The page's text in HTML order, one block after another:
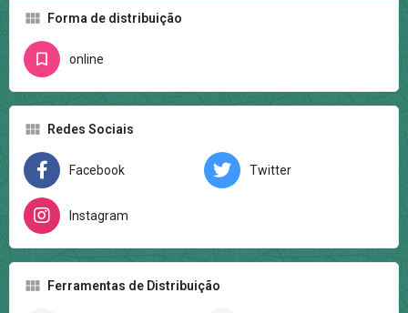
Forma de distribuição
online
Redes Sociais
Facebook Twitter
Instagram
Ferramentas de Distribuição